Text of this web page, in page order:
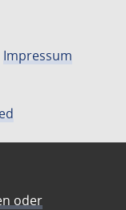
Impressum
oder